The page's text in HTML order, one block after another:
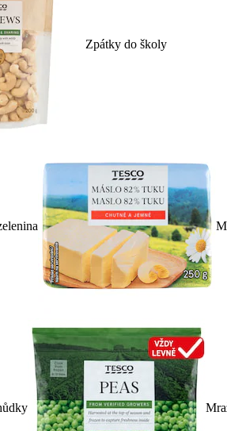
Zpátky do školy